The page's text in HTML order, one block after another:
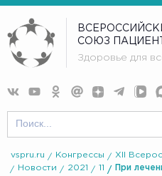
СОЮЗ
Здоровье для
vspru.ru Конгрессы
XII
Новости
2021 11
При